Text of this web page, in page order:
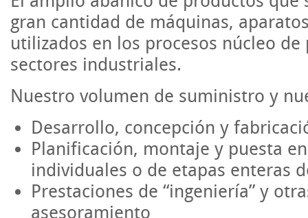
gran cantidad de máquinas,
utilizados en los procesos núcleo
sectores industriales.
Nuestro volumen de suministro y
Desarrollo, concepción y
Planificación, montaje y puesta
individuales o de etapas enteras
Prestaciones de “ingeniería” y
asesoramiento